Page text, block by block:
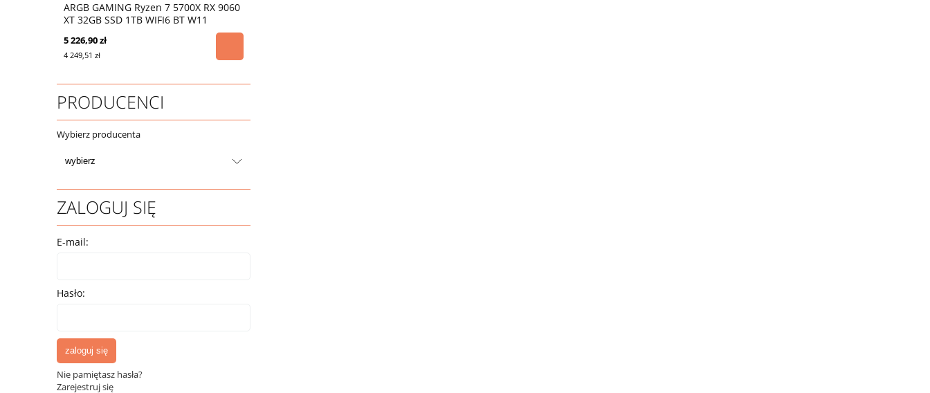
ARGB GAMING Ryzen 7 5700X RX 9060
XT 32GB SSD 1TB WIFI6 BT W11
5 226,90 zł
4 249,51 zł
PRODUCENCI
Wybierz producenta
ZALOGUJ SIĘ
E-mail:
Hasło:
zaloguj się
Nie pamiętasz hasła?
Zarejestruj się